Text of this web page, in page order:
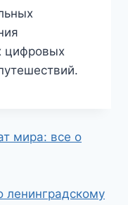
цифровых
мира: все о
ленинградскому